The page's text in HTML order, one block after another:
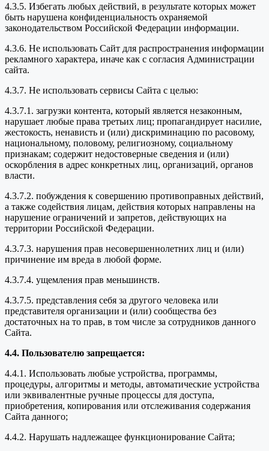
4.3.5. Избегать любых действий, в результате которых может
быть нарушена конфиденциальность охраняемой
законодательством Российской Федерации информации.
4.3.6. Не использовать Сайт для распространения информации
рекламного характера, иначе как с согласия Администрации
сайта.
4.3.7. Не использовать сервисы Сайта с целью:
4.3.7.1. загрузки контента, который является незаконным,
нарушает любые права третьих лиц; пропагандирует насилие,
жестокость, ненависть и (или) дискриминацию по расовому,
национальному, половому, религиозному, социальному
признакам; содержит недостоверные сведения и (или)
оскорбления в адрес конкретных лиц, организаций, органов
власти.
4.3.7.2. побуждения к совершению противоправных действий,
а также содействия лицам, действия которых направлены на
нарушение ограничений и запретов, действующих на
территории Российской Федерации.
4.3.7.3. нарушения прав несовершеннолетних лиц и (или)
причинение им вреда в любой форме.
4.3.7.4. ущемления прав меньшинств.
4.3.7.5. представления себя за другого человека или
представителя организации и (или) сообщества без
достаточных на то прав, в том числе за сотрудников данного
Сайта.
4.4. Пользователю запрещается:
4.4.1. Использовать любые устройства, программы,
процедуры, алгоритмы и методы, автоматические устройства
или эквивалентные ручные процессы для доступа,
приобретения, копирования или отслеживания содержания
Сайта данного;
4.4.2. Нарушать надлежащее функционирование Сайта;